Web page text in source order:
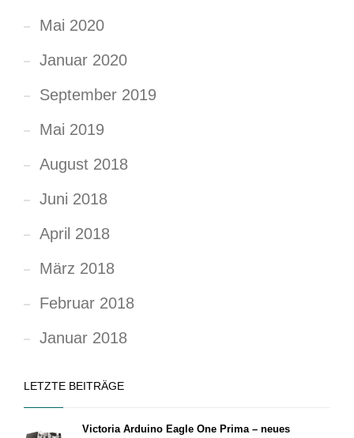
Mai 2020
Januar 2020
September 2019
Mai 2019
August 2018
Juni 2018
April 2018
März 2018
Februar 2018
Januar 2018
LETZTE BEITRÄGE
Victoria Arduino Eagle One Prima – neues